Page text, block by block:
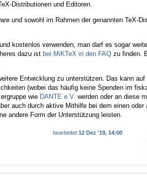
Distributionen und Editoren.
und sowohl im Rahmen der genannten TeX-
kostenlos verwenden, man darf es sogar
dazu ist bei MiKTeX in den FAQ zu finden.
Entwicklung zu unterstützen. Das kann
(wobei das häufig keine Spenden im
wie DANTE e.V. werden oder an diese
auch durch aktive Mithilfe bei dem einen oder
andere Form der Unterstützung leisten.
bearbeitet 12 Dez '19, 14:00